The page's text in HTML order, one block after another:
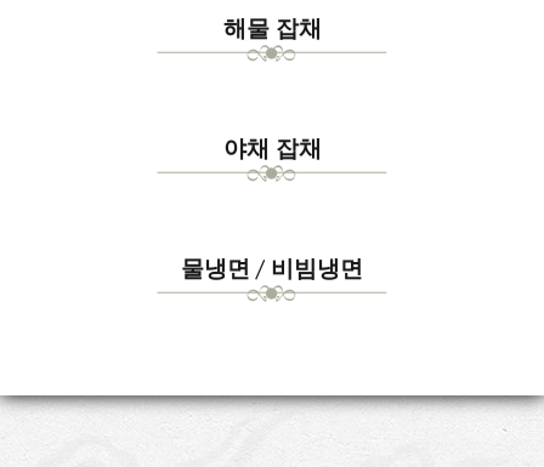
해물 잡채
야채 잡채
물냉면 / 비빔냉면